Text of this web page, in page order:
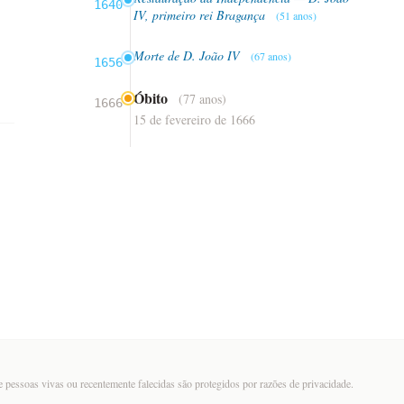
1640
IV, primeiro rei Bragança
(51 anos)
1656 Morte de D. João IV (67 anos)
1666 Óbito
(77 anos)
15 de fevereiro de 1666
pessoas vivas ou recentemente falecidas são protegidos por razões de privacidade.